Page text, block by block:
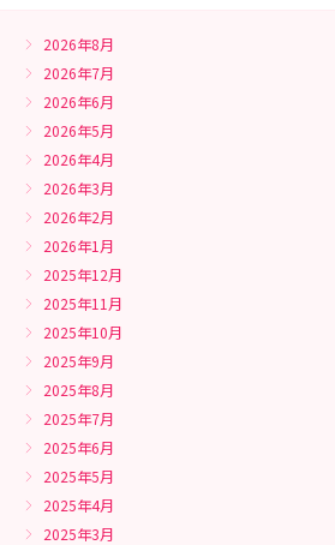
2026年8月
2026年7月
2026年6月
2026年5月
2026年4月
2026年3月
2026年2月
2026年1月
2025年12月
2025年11月
2025年10月
2025年9月
2025年8月
2025年7月
2025年6月
2025年5月
2025年4月
2025年3月